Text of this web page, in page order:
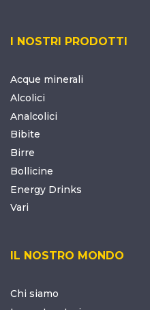
I NOSTRI PRODOTTI
Acque minerali
Alcolici
Analcolici
Bibite
Birre
Bollicine
Energy Drinks
Vari
IL NOSTRO MONDO
Chi siamo